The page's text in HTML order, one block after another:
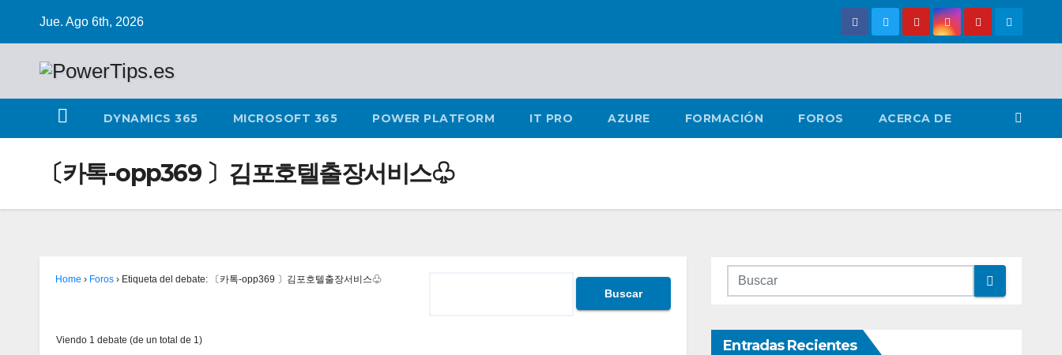
Jue. Ago 6th, 2026
DYNAMICS 365 MICROSOFT 365 POWER PLATFORM IT PRO AZURE FORMACIÓN FOROS ACERCA DE
〔카톡-opp369 〕김포호텔출장서비스♧
Home › Foros › Etiqueta del debate: 〔카톡-opp369 〕김포호텔출장서비스♧
Viendo 1 debate (de un total de 1) Entradas Recientes